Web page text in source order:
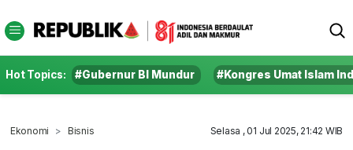
Hot Topics: #Gubernur BI Mundur #Kongres Umat Islam
Ekonomi Bisnis Selasa , 01 Jul 2025, 21:42 WIB